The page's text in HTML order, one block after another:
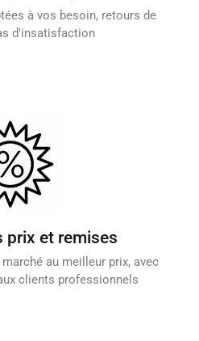
à vos besoin, retours de
d'insatisfaction
prix et remises
au meilleur prix, avec
clients professionnels